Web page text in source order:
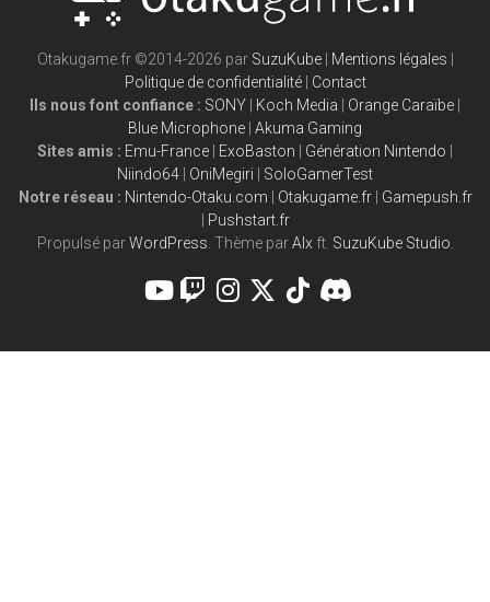
Otakugame.fr ©2014-2026 par SuzuKube| Mentions légales |
Politique de confidentialité| Contact
Ils nous font confiance : SONY | Koch Media | Orange Caraïbe |
Blue Microphone | Akuma Gaming
Sites amis : Emu-France | ExoBaston | Génération Nintendo |
Niindo64 | OniMegiri | SoloGamerTest
Notre réseau : Nintendo-Otaku.com | Otakugame.fr| Gamepush.fr
| Pushstart.fr
Propulsé parWordPress . Thème parAlx ft. SuzuKube Studio